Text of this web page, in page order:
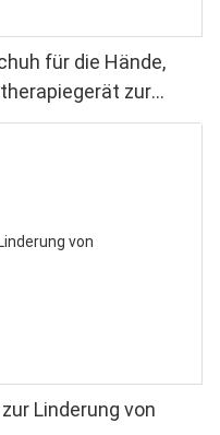
für die Hände,
zur
–
Linderung von